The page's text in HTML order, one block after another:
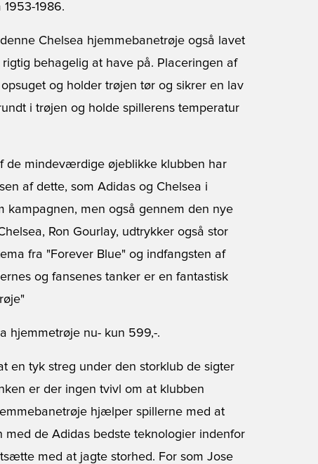
1986.
Chelsea hjemmebanetrøje også lavet
behagelig at have på. Placeringen af
og holder trøjen tør og sikrer en lav
i trøjen og holde spillerens temperatur
de mindeværdige øjeblikke klubben har
af dette, som Adidas og Chelsea i
kampagnen, men også gennem den nye
Ron Gourlay, udtrykker også stor
fra "Forever Blue" og indfangsten af
og fansenes tanker er en fantastisk
hjemmetrøje nu- kun 599,-.
en tyk streg under den storklub de sigter
er der ingen tvivl om at klubben
hjælper spillerne med at
de Adidas bedste teknologier indenfor
med at jagte storhed. For som Jose